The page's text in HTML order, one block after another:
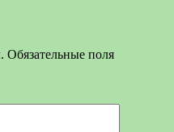
Обязательные поля